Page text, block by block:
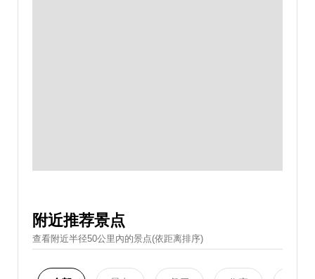
附近推荐景点
查看附近半径50公里內的景点(依距离排序)